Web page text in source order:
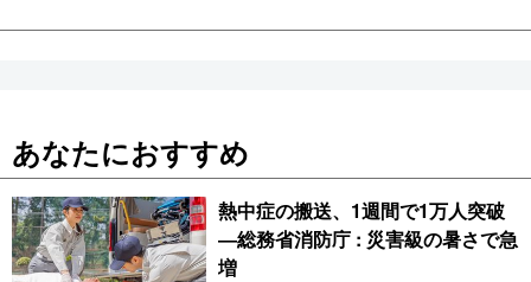
あなたにおすすめ
熱中症の搬送、1週間で1万人突破
―総務省消防庁 : 災害級の暑さで急
増